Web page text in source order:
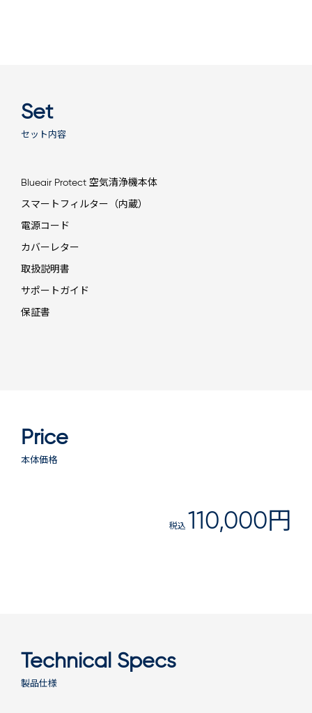
Set
セット内容
Blueair Protect 空気清浄機本体
スマートフィルター（内蔵）
電源コード
カバーレター
取扱説明書
サポートガイド
保証書
Price
本体価格
税込 110,000円
Technical Specs
製品仕様